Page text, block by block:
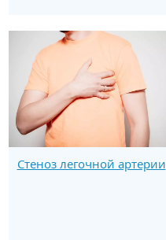
Стеноз легочной артерии